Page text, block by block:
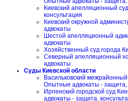
Киевский апелляционный
консультация
Киевский окружной
адвокаты
Шестой апелляционный
адвокаты
Хозяйственный суд города
Северный апелляционный
адвокаты
Суды Киевской области
Васильковский межрайонный
Опытные адвокаты - защита,
Ирпенский городской суд
адвокаты - защита,